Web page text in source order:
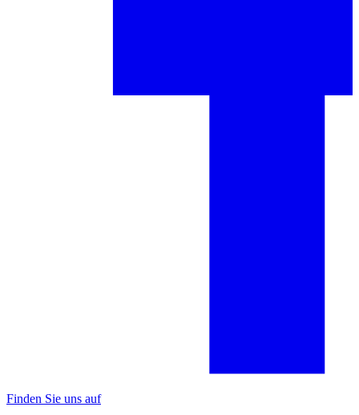
Finden Sie uns auf